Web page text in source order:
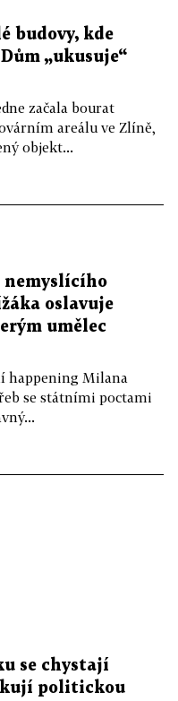
budovy, kde
„ukusuje“
začala bourat
areálu ve Zlíně,
objekt...
nemyslícího
oslavuje
umělec
happening Milana
se státními poctami
se chystají
politickou